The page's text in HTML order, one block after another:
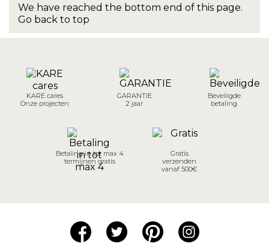
We have reached the bottom end of this page.
Go back to top
KARE cares
Onze projecten
GARANTIE
2 jaar
Beveiligde
betaling
Betaling in tot max 4
termijnen gratis
Gratis
verzenden
vanaf 500€